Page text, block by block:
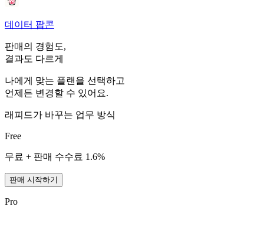
데이터 팝콘
판매의 경험도,
결과도 다르게
나에게 맞는 플랜을 선택하고
언제든 변경할 수 있어요.
래피드가 바꾸는 업무 방식
Free
무료 + 판매 수수료 1.6%
판매 시작하기
Pro